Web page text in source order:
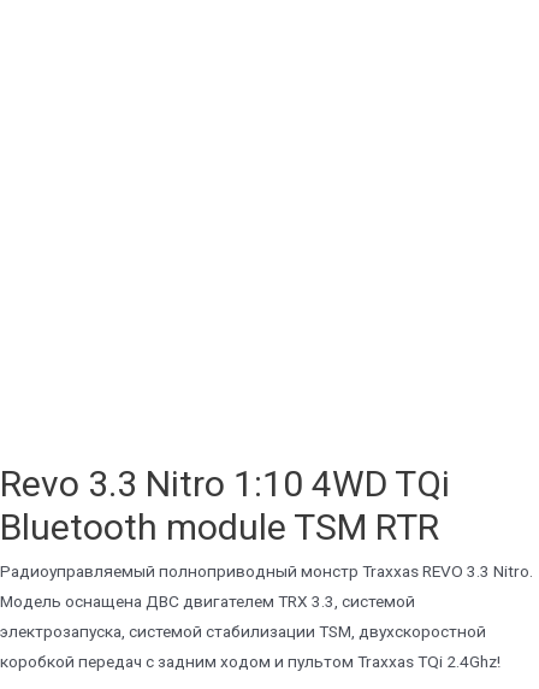
Revo 3.3 Nitro 1:10 4WD TQi
Bluetooth module TSM RTR
Радиоуправляемый полноприводный монстр Traxxas REVO 3.3 Nitro.
Модель оснащена ДВС двигателем TRX 3.3, системой
электрозапуска, системой стабилизации TSM, двухскоростной
коробкой передач с задним ходом и пультом Traxxas TQi 2.4Ghz!